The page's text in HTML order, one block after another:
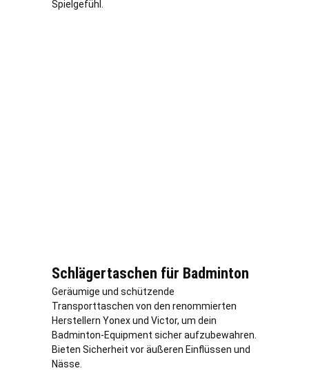
Spielgefühl.
Schlägertaschen für Badminton
Geräumige und schützende
Transporttaschen von den renommierten
Herstellern Yonex und Victor, um dein
Badminton-Equipment sicher aufzubewahren.
Bieten Sicherheit vor äußeren Einflüssen und
Nässe.